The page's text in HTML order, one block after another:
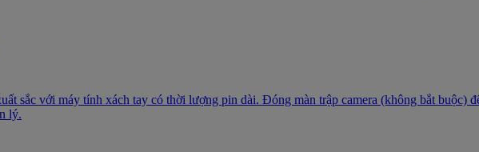
sắc với máy tính xách tay có thời lượng pin dài. Đóng màn trập camera (không bắt buộc)
lý.